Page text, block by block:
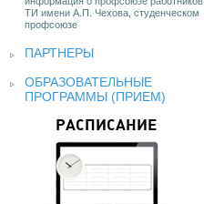
ТИ имени А.П. Чехова, студенческом
профсоюзе
ПАРТНЕРЫ
ОБРАЗОВАТЕЛЬНЫЕ
ПРОГРАММЫ (ПРИЕМ)
РАСПИСАНИЕ